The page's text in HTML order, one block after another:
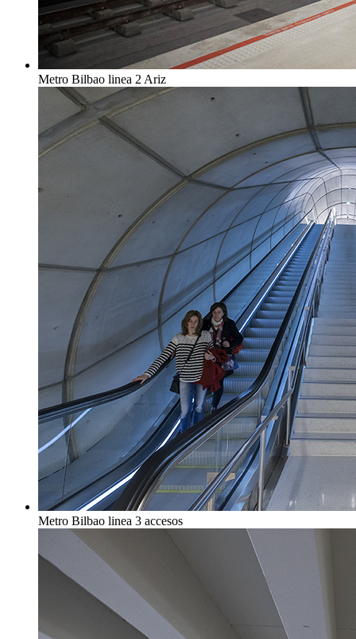
Metro Bilbao linea 2 Ariz
Metro Bilbao linea 3 accesos